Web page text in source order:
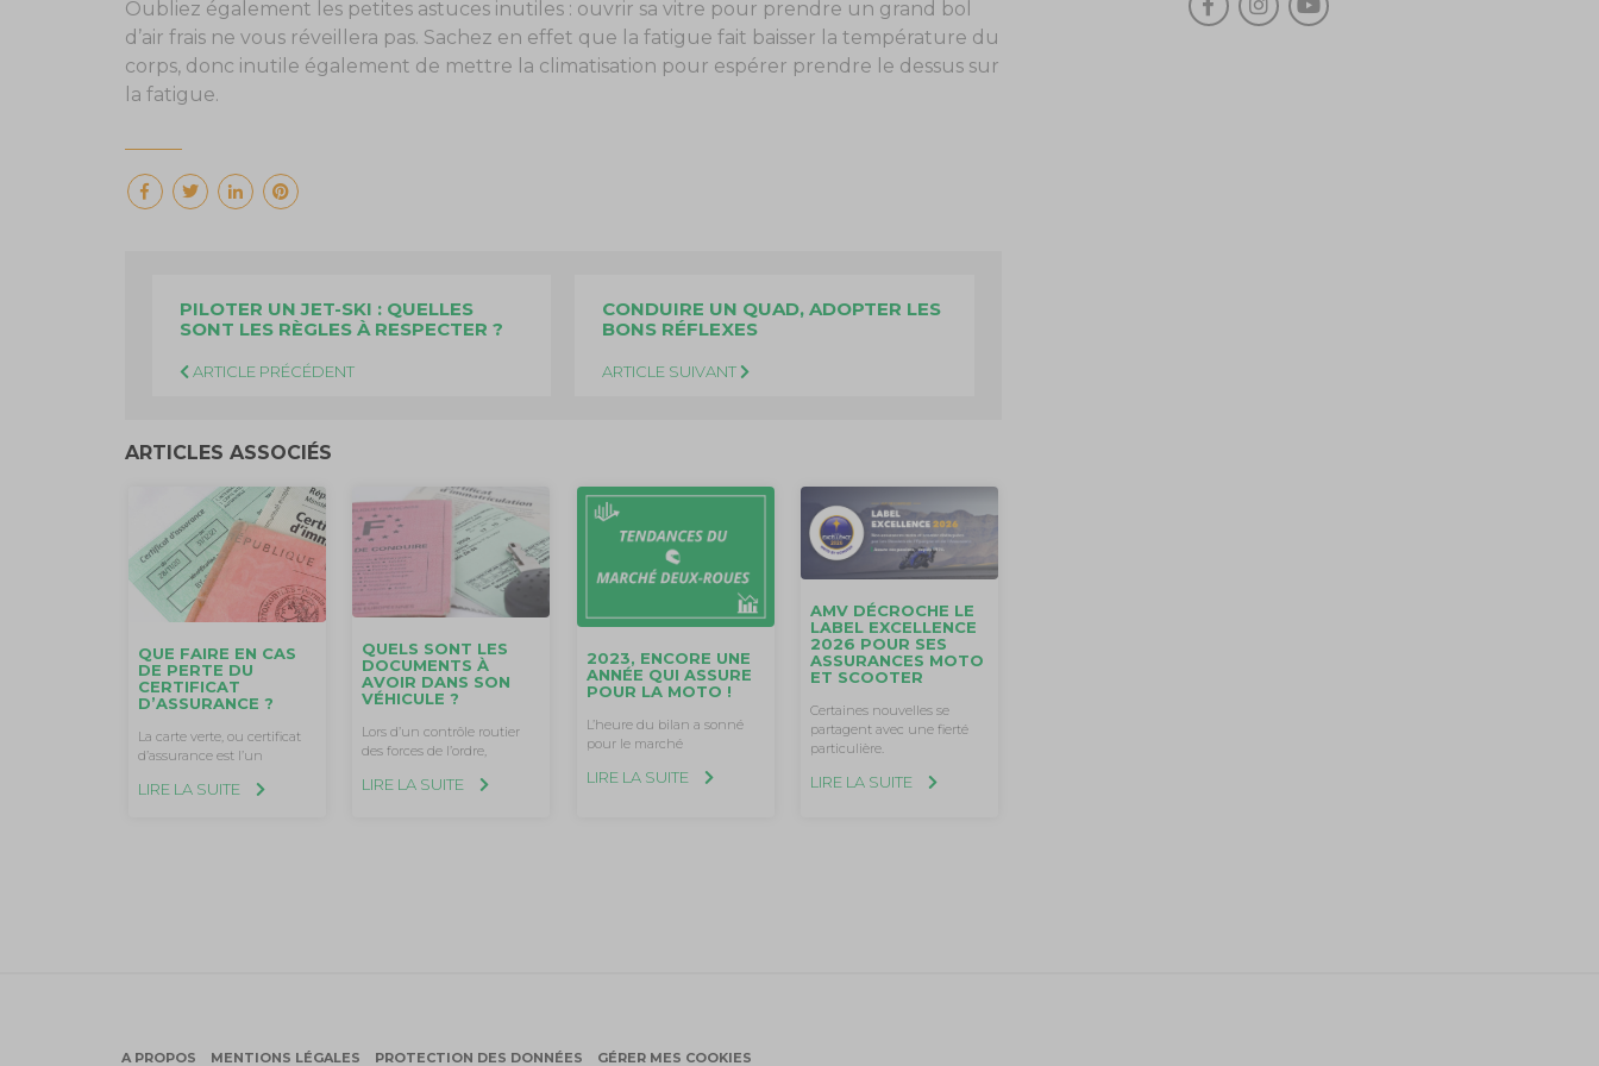
Oubliez également les petites astuces inutiles : ouvrir sa vitre pour prendre un grand bol
d’air frais ne vous réveillera pas. Sachez en effet que la fatigue fait baisser la température du
corps, donc inutile également de mettre la climatisation pour espérer prendre le dessus sur
la fatigue.
PILOTER UN JET-SKI : QUELLES
SONT LES RÈGLES À RESPECTER ?
ARTICLE PRÉCÉDENT
CONDUIRE UN QUAD, ADOPTER LES
BONS RÉFLEXES
ARTICLE SUIVANT
ARTICLES ASSOCIÉS
QUE FAIRE EN CAS
DE PERTE DU
CERTIFICAT
D’ASSURANCE ?
La carte verte, ou certificat
d’assurance est l’un
LIRE LA SUITE
QUELS SONT LES
DOCUMENTS À
AVOIR DANS SON
VÉHICULE ?
Lors d’un contrôle routier
des forces de l’ordre,
LIRE LA SUITE
2023, ENCORE UNE
ANNÉE QUI ASSURE
POUR LA MOTO !
L’heure du bilan a sonné
pour le marché
LIRE LA SUITE
AMV DÉCROCHE LE
LABEL EXCELLENCE
2026 POUR SES
ASSURANCES MOTO
ET SCOOTER
Certaines nouvelles se
partagent avec une fierté
particulière.
LIRE LA SUITE
A PROPOS MENTIONS LÉGALES PROTECTION DES DONNÉES GÉRER MES COOKIES